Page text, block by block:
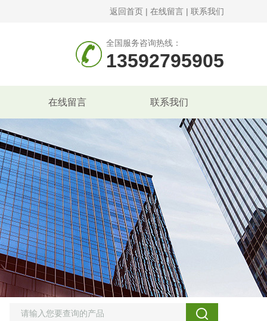
返回首页 | 在线留言 | 联系我们
全国服务咨询热线：
13592795905
在线留言 联系我们